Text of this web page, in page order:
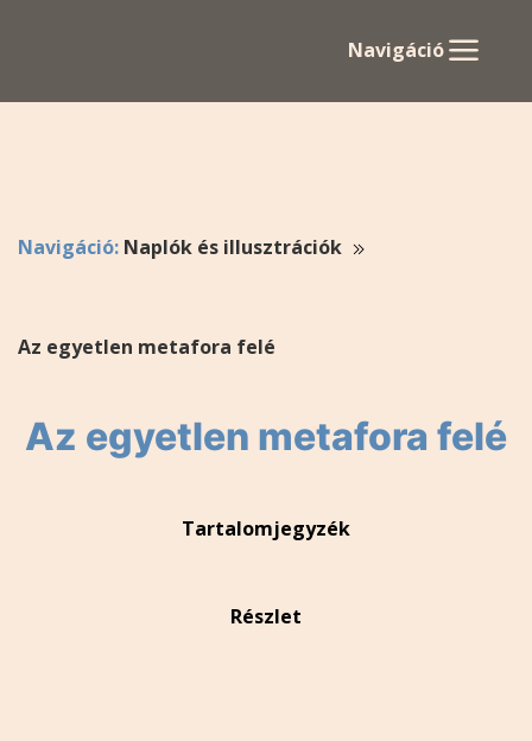
Navigáció
Navigáció: Naplók és illusztrációk
Az egyetlen metafora felé
Az egyetlen metafora felé
Tartalomjegyzék
Részlet